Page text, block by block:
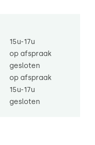
15u-17u
op afspraak
gesloten
op afspraak
15u-17u
gesloten